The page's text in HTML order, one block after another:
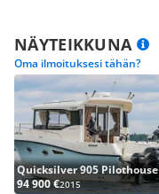
NÄYTEIKKUNA
Oma ilmoituksesi tähän?
Quicksilver 905 Pilothouse
94 900 €2015